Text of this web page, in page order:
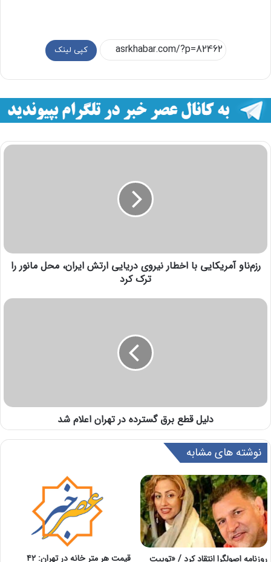
کپی لینک
رزم‌ناو آمریکایی با اخطار نیروی دریایی ارتش ایران، محل مانور را
ترک کرد
دلیل قطع برق گسترده در تهران اعلام شد
نوشته های مشابه
روزنامه اصولگرا انتقاد کرد / «توییت قیمت هر متر خانه در تهران: ۴۲